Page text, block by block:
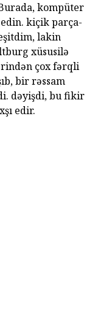
kompüter
kiçik parça-
lakin
xüsusilə
çox fərqli
bir rəssam
dəyişdi, bu fikir
edir.